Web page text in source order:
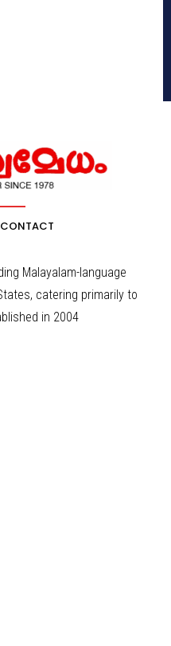
CONTACT
Malayalam-language
catering primarily to
in 2004